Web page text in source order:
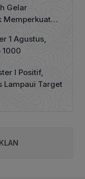
Gelar
Memperkuat
1 Agustus,
1000
I Positif,
Lampaui Target